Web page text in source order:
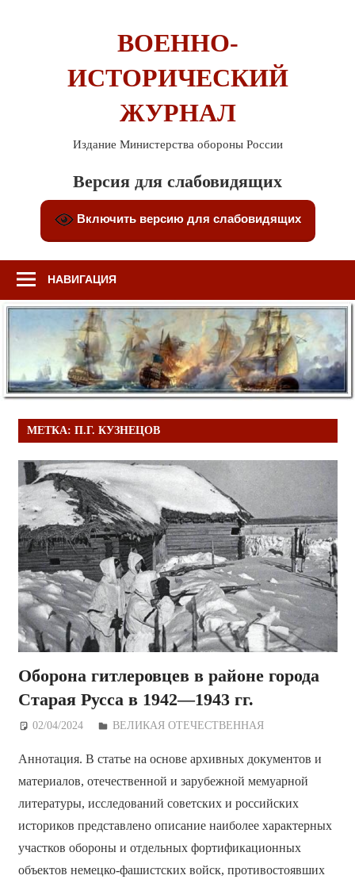
ВОЕННО-
ИСТОРИЧЕСКИЙ
ЖУРНАЛ
Издание Министерства обороны России
Версия для слабовидящих
Включить версию для слабовидящих
НАВИГАЦИЯ
МЕТКА: П.Г. КУЗНЕЦОВ
Оборона гитлеровцев в районе города
Старая Русса в 1942—1943 гг.
02/04/2024 Дежурный по Редакции
ВЕЛИКАЯ ОТЕЧЕСТВЕННАЯ
Аннотация. В статье на основе архивных документов и
материалов, отечественной и зарубежной мемуарной
литературы, исследований советских и российских
историков представлено описание наиболее характерных
участков обороны и отдельных фортификационных
объектов немецко-фашистских войск, противостоявших